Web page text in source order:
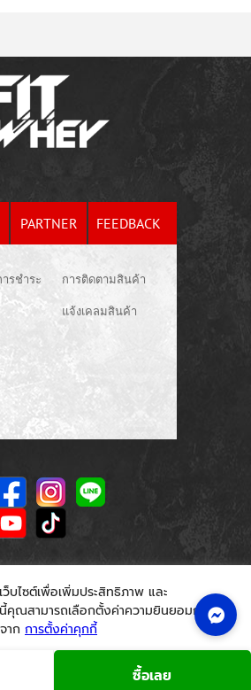
ซื้อเลย
PARTNER FEEDBACK
รชำระ
การติดตามสินค้า
แจ้งเคลมสินค้า
Reserved.
บไซต์เพื่อเพิ่มประสิทธิภาพ และ
ณสามารถเลือกตั้งค่าความยินยอมการใช้
าก การตั้งค่าคุกกี้
นโยบายคุกกี้